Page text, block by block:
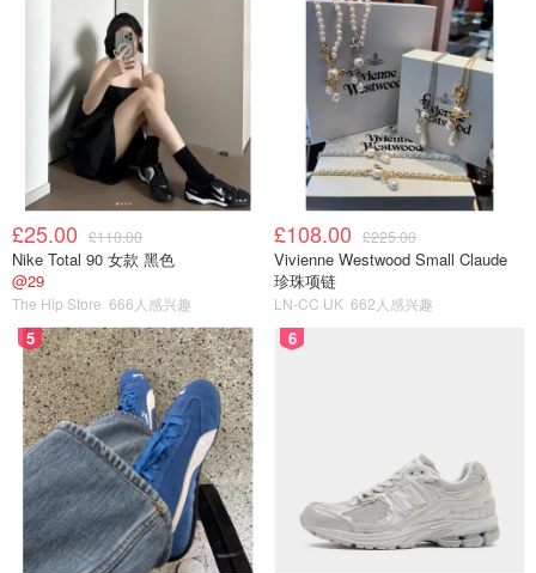
£25.00 £110.00
Nike Total 90 女款 黑色
@29
The Hip Store 666人感兴趣
£108.00 £225.00
Vivienne Westwood Small Claude
珍珠项链
LN-CC UK 662人感兴趣
5 6